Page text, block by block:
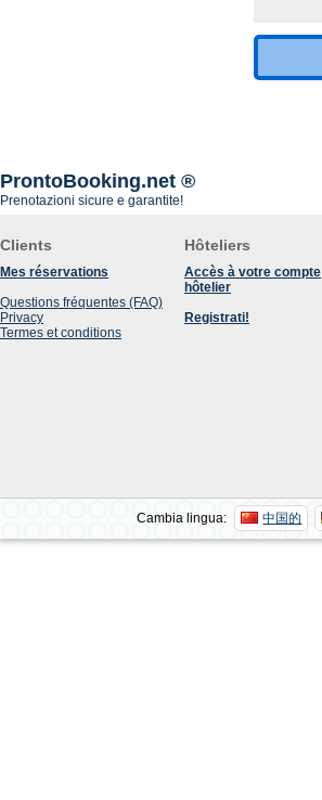
ProntoBooking.net ®
Prenotazioni sicure e garantite!
Clients
Mes réservations
Questions fréquentes (FAQ)
Privacy
Termes et conditions
Hôteliers
Accès à votre compte
hôtelier
Registrati!
Cambia lingua: 中国的